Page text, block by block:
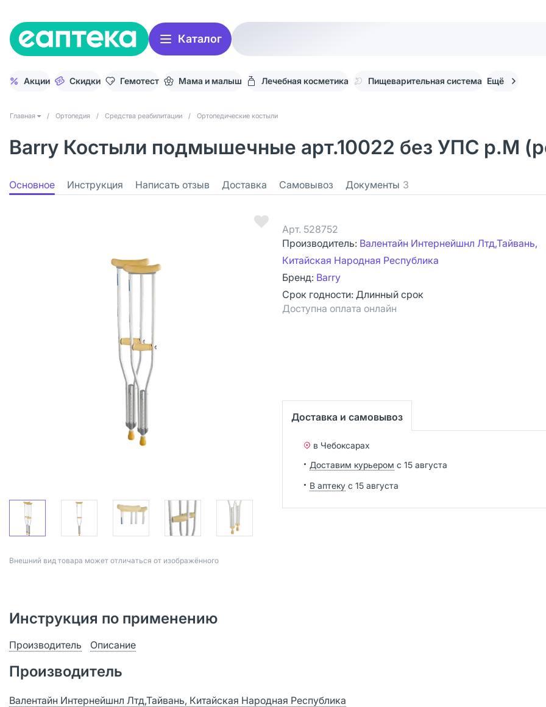
Каталог
Акции Скидки Гемотест Мама и малыш Лечебная косметика Пищеварительная система Ещё
Главная / Ортопедия / Средства реабилитации / Ортопедические костыли
Barry Костыли подмышечные арт.10022 без УПС р.M
Основное Инструкция Написать отзыв Доставка Самовывоз Документы 3
Bнешний вид товара может отличаться от изображённого
Арт. 528752
Производитель: Валентайн Интернейшнл Лтд,Тайвань,
Китайская Народная Республика
Бренд: Barry
Срок годности: Длинный срок
Доступна оплата онлайн
Доставка и самовывоз
в Чебоксарах
Доставим курьером с 15 августа
В аптеку с 15 августа
Инструкция по применению
Производитель Описание
Производитель
Валентайн Интернейшнл Лтд,Тайвань, Китайская Народная Республика